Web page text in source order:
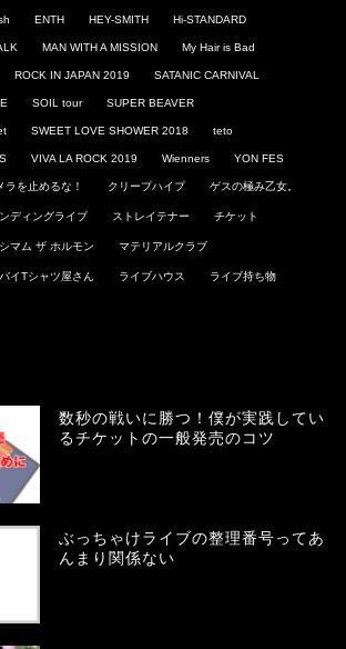
ENTH HEY-SMITH Hi-STANDARD
MAN WITH A MISSION My Hair is Bad
ROCK IN JAPAN 2019 SATANIC CARNIVAL
SOIL tour SUPER BEAVER
SWEET LOVE SHOWER 2018 teto
VIVA LA ROCK 2019 Wienners YON FES
ラを止めるな！ クリープハイプ ゲスの極み乙女。
ディングライブ ストレイテナー チケット
マム ザ ホルモン マテリアルクラブ
イTシャツ屋さん ライブハウス ライブ持ち物
数秒の戦いに勝つ！僕が実践してい
るチケットの一般発売のコツ
ぶっちゃけライブの整理番号ってあ
んまり関係ない